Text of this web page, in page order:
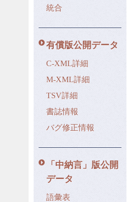
統合
有償版公開データ
C-XML詳細
M-XML詳細
TSV詳細
書誌情報
バグ修正情報
「中納言」版公開
データ
語彙表